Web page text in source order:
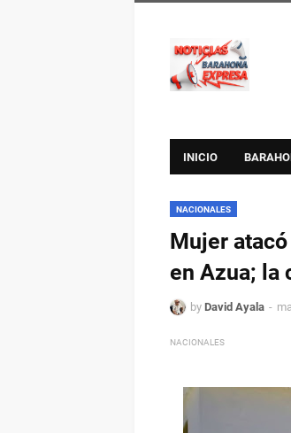
INICIO
NACIONALES
Mujer
en Azua; la
by David Ayala
NACIONALES